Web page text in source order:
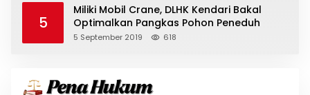
5
Miliki Mobil Crane, DLHK Kendari Bakal
Optimalkan Pangkas Pohon Peneduh
5 September 2019 618